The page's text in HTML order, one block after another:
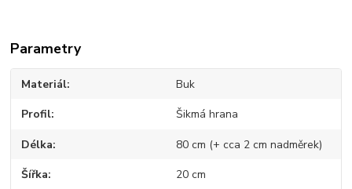
Parametry
Materiál Buk
Profil Šikmá hrana
Délka 80 cm (+ cca 2 cm nadměrek)
Šířka 20 cm